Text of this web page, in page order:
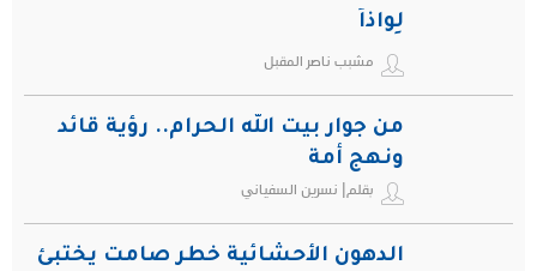
لِواذاً
مشبب ناصر المقبل
من جوار بيت الله الحرام.. رؤية قائد
ونهج أمة
بقلم| نسرين السفياني
الدهون الأحشائية خطر صامت يختبئ